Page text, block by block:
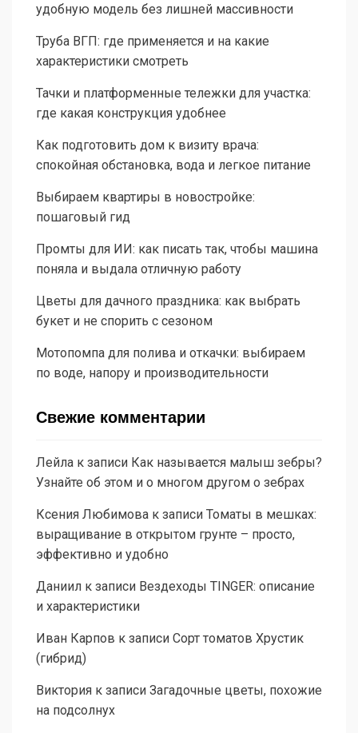
удобную модель без лишней массивности
Труба ВГП: где применяется и на какие
характеристики смотреть
Тачки и платформенные тележки для участка:
где какая конструкция удобнее
Как подготовить дом к визиту врача:
спокойная обстановка, вода и легкое питание
Выбираем квартиры в новостройке:
пошаговый гид
Промты для ИИ: как писать так, чтобы машина
поняла и выдала отличную работу
Цветы для дачного праздника: как выбрать
букет и не спорить с сезоном
Мотопомпа для полива и откачки: выбираем
по воде, напору и производительности
Свежие комментарии
Лейла к записи Как называется малыш зебры?
Узнайте об этом и о многом другом о зебрах
Ксения Любимова к записи Томаты в мешках:
выращивание в открытом грунте – просто,
эффективно и удобно
Даниил к записи Вездеходы TINGER: описание
и характеристики
Иван Карпов к записи Сорт томатов Хрустик
(гибрид)
Виктория к записи Загадочные цветы, похожие
на подсолнух